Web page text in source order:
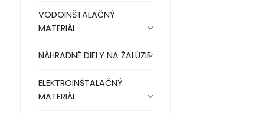
VODOINŠTALAČNÝ
MATERIÁL
NÁHRADNÉ DIELY NA ŽALÚZIE
ELEKTROINŠTALAČNÝ
MATERIÁL